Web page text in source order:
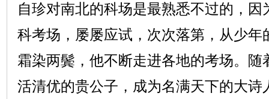
自珍对南北的科场是最熟悉不过的，
科考场，屡屡应试，次次落第，从少年
霜染两鬓，他不断走进各地的考场。随
活清优的贵公子，成为名满天下的大诗